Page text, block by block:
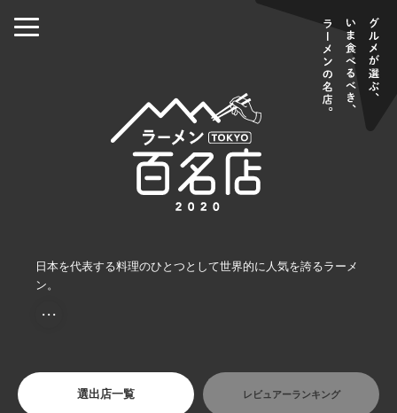
日本を代表する料理のひとつとして世界的に人気を誇るラーメ
ン。
・・・
選出店一覧 レビュアーランキング